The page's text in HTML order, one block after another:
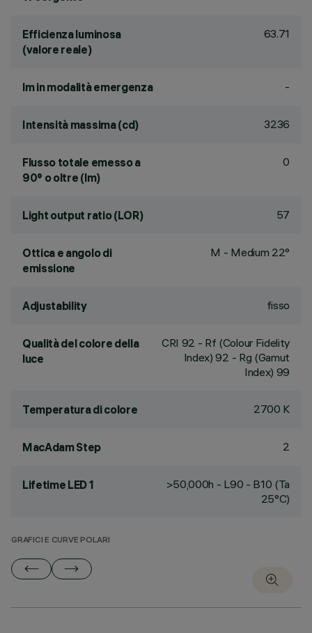
Efficienza luminosa
(valore reale)
63.71
lm in modalità emergenza -
Intensità massima (cd) 3236
Flusso totale emesso a
90° o oltre (lm)
0
Light output ratio (LOR) 57
Ottica e angolo di
emissione
M - Medium 22°
Adjustability fisso
Qualità del colore della
luce
CRI 92 - Rf (Colour Fidelity
Index) 92 - Rg (Gamut
Index) 99
Temperatura di colore 2700 K
MacAdam Step 2
Lifetime LED 1
>50,000h - L90 - B10 (Ta
25°C)
GRAFICI E CURVE POLARI